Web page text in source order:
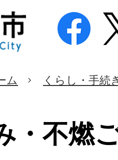
ム くらし・手続
・不燃